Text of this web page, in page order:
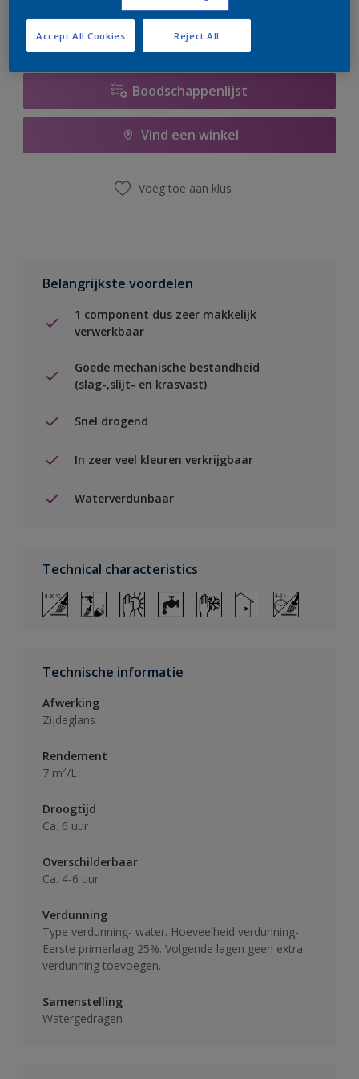
Boodschappenlijst
Vind een winkel
Voeg toe aan klus
Belangrijkste voordelen
1 component dus zeer makkelijk
verwerkbaar
Goede mechanische bestandheid
(slag-,slijt- en krasvast)
Snel drogend
In zeer veel kleuren verkrijgbaar
Waterverdunbaar
Technical characteristics
Technische informatie
Afwerking
Zijdeglans
Rendement
7 m²/L
Droogtijd
Ca. 6 uur
Overschilderbaar
Ca. 4-6 uur
Verdunning
Type verdunning- water. Hoeveelheid verdunning-
Eerste primerlaag 25%. Volgende lagen geen extra
verdunning toevoegen.
Samenstelling
Watergedragen
Reject All
Accept All Cookies